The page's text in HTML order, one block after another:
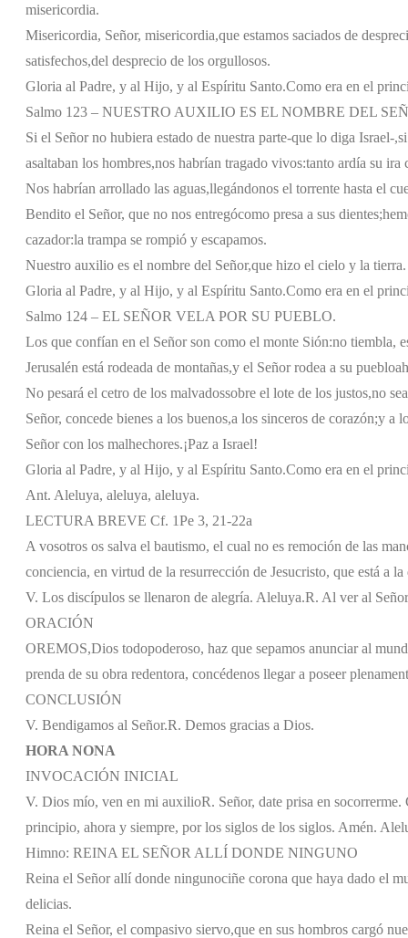
misericordia.
Misericordia, Señor, misericordia,que estamos saciados de
satisfechos,del desprecio de los orgullosos.
Gloria al Padre, y al Hijo, y al Espíritu Santo.Como era en el
Salmo 123 – NUESTRO AUXILIO ES EL NOMBRE DEL
Si el Señor no hubiera estado de nuestra parte-que lo diga Israel-,
asaltaban los hombres,nos habrían tragado vivos:tanto ardía su ira
Nos habrían arrollado las aguas,llegándonos el torrente hasta el
Bendito el Señor, que no nos entregócomo presa a sus dientes;
cazador:la trampa se rompió y escapamos.
Nuestro auxilio es el nombre del Señor,que hizo el cielo y la tierra.
Gloria al Padre, y al Hijo, y al Espíritu Santo.Como era en el
Salmo 124 – EL SEÑOR VELA POR SU PUEBLO.
Los que confían en el Señor son como el monte Sión:no tiembla,
Jerusalén está rodeada de montañas,y el Señor rodea a su pueblo
No pesará el cetro de los malvadossobre el lote de los justos,no
Señor, concede bienes a los buenos,a los sinceros de corazón;y a
Señor con los malhechores.¡Paz a Israel!
Gloria al Padre, y al Hijo, y al Espíritu Santo.Como era en el
Ant. Aleluya, aleluya, aleluya.
LECTURA BREVE Cf. 1Pe 3, 21-22a
A vosotros os salva el bautismo, el cual no es remoción de las
conciencia, en virtud de la resurrección de Jesucristo, que está a
V. Los discípulos se llenaron de alegría. Aleluya.R. Al ver al
ORACIÓN
OREMOS,Dios todopoderoso, haz que sepamos anunciar al
prenda de su obra redentora, concédenos llegar a poseer
CONCLUSIÓN
V. Bendigamos al Señor.R. Demos gracias a Dios.
HORA NONA
INVOCACIÓN INICIAL
V. Dios mío, ven en mi auxilioR. Señor, date prisa en
principio, ahora y siempre, por los siglos de los siglos. Amén.
Himno: REINA EL SEÑOR ALLÍ DONDE NINGUNO
Reina el Señor allí donde ningunociñe corona que haya dado el
delicias.
Reina el Señor, el compasivo siervo,que en sus hombros cargó